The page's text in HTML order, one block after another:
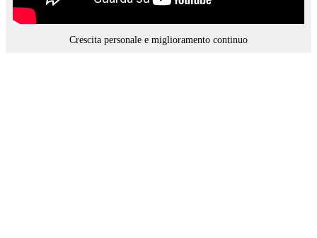
Crescita personale e miglioramento continuo